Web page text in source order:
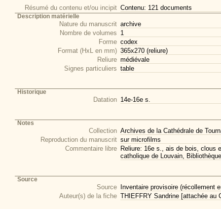
Résumé du contenu et/ou incipit Contenu: 121 documents
Description matérielle
Nature du manuscrit archive
Nombre de volumes 1
Forme codex
Format (HxL en mm) 365x270 (reliure)
Reliure médiévale
Signes particuliers table
Historique
Datation 14e-16e s.
Notes
Collection Archives de la Cathédrale de
Reproduction du manuscrit sur microfilms
Commentaire libre Reliure: 16e s., ais de bois, clous
catholique de Louvain,
Source
Source
Inventaire provisoire (récollement
Auteur(s) de la fiche THIEFFRY Sandrine [attachée au